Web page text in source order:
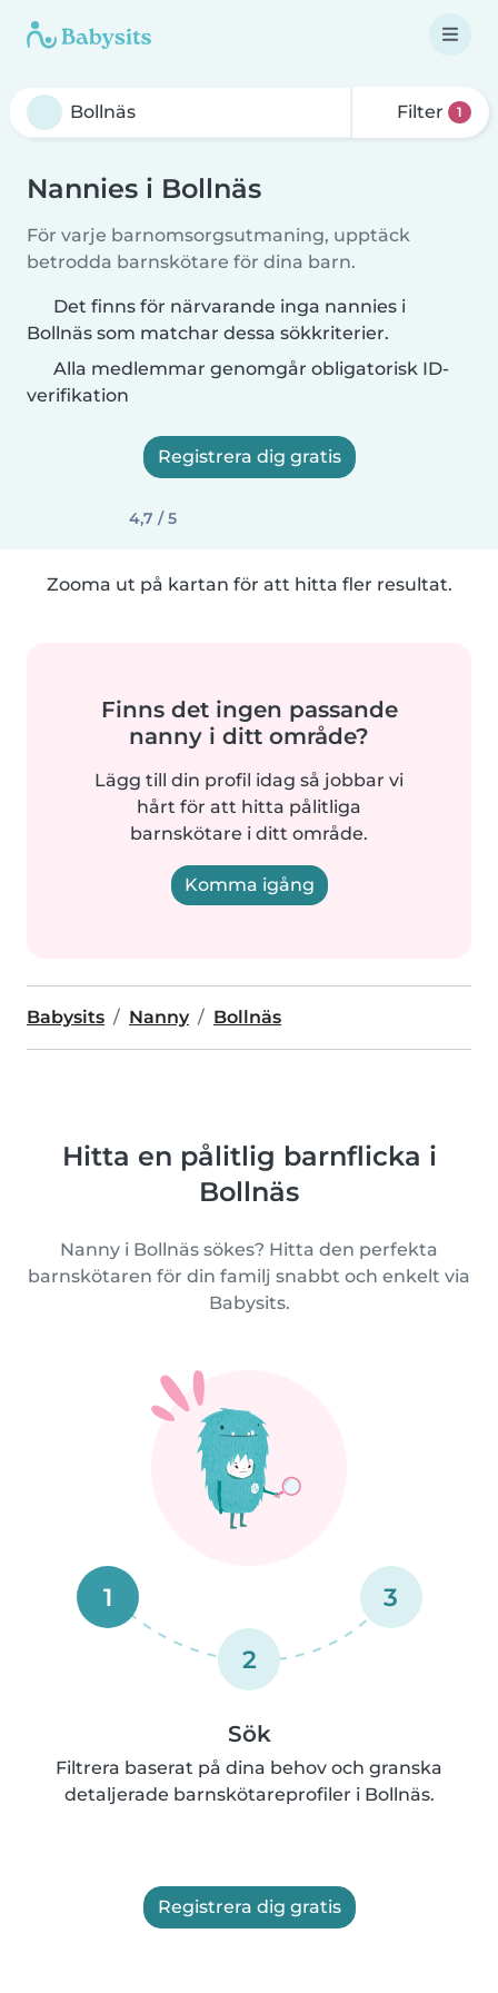
Filter 1
Nannies i Bollnäs
För varje barnomsorgsutmaning, upptäck
betrodda barnskötare för dina barn.
Det finns för närvarande inga nannies i
Bollnäs som matchar dessa sökkriterier.
Alla medlemmar genomgår obligatorisk ID-
verifikation
Registrera dig gratis
4,7 / 5
Zooma ut på kartan för att hitta fler resultat.
Finns det ingen passande
nanny i ditt område?
Lägg till din profil idag så jobbar vi
hårt för att hitta pålitliga
barnskötare i ditt område.
Komma igång
Babysits Nanny Bollnäs
Hitta en pålitlig barnflicka i
Bollnäs
Nanny i Bollnäs sökes? Hitta den perfekta
barnskötaren för din familj snabbt och enkelt via
Babysits.
1
2
3
Sök
Filtrera baserat på dina behov och granska
detaljerade barnskötareprofiler i Bollnäs.
Registrera dig gratis